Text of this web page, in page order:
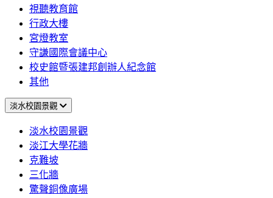
視聽教育館
行政大樓
宮燈教室
守謙國際會議中心
校史館暨張建邦創辦人紀念館
其他
淡水校園景觀
淡水校園景觀
淡江大學花牆
克難坡
三化牆
驚聲銅像廣場